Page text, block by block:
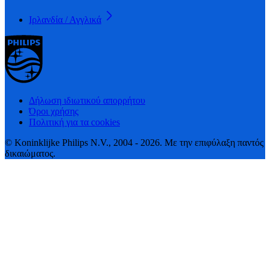
Ιρλανδία / Αγγλικά
Δήλωση ιδιωτικού απορρήτου
Όροι χρήσης
Πολιτική για τα cookies
© Koninklijke Philips N.V., 2004 - 2026. Με την επιφύλαξη παντός
δικαιώματος.